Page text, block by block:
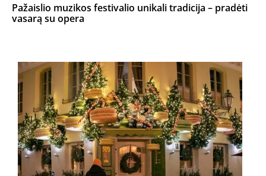
Pažaislio muzikos festivalio unikali tradicija – pradėti
vasarą su opera